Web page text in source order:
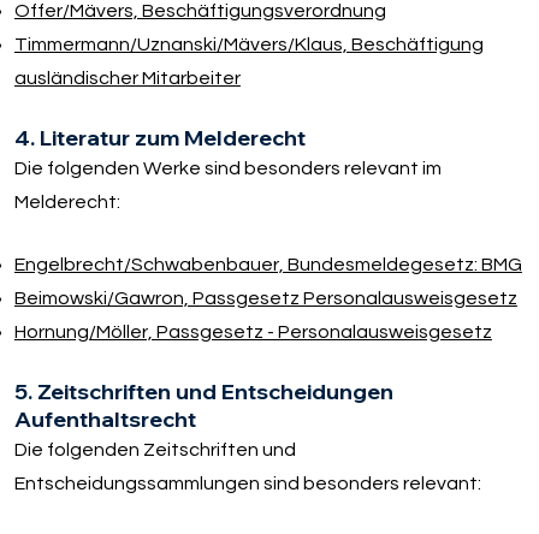
Offer/​Mävers, Beschäftigungsverordnung
Timmermann/​Uznanski/​Mävers/​Klaus, Beschäftigung
ausländischer Mitarbeiter
4. Literatur zum Melderecht
Die folgenden Werke sind besonders relevant im
Melderecht:
Engelbrecht/​Schwabenbauer, Bundesmeldegesetz: BMG
Beimowski/​Gawron, Passgesetz Personalausweisgesetz
Hornung/​Möller, Passgesetz - Personalausweisgesetz
5. Zeitschriften und Entscheidungen
Aufenthaltsrecht
Die folgenden Zeitschriften und
Entscheidungssammlungen sind besonders relevant: